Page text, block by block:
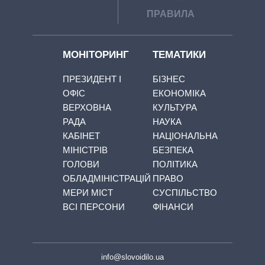
ПРАВИЛА
МОНІТОРИНГ
ПРЕЗИДЕНТ І
ОФІС
ВЕРХОВНА
РАДА
КАБІНЕТ
МІНІСТРІВ
ГОЛОВИ
ОБЛАДМІНІСТРАЦІЙ
МЕРИ МІСТ
ВСІ ПЕРСОНИ
ТЕМАТИКИ
БІЗНЕС
ЕКОНОМІКА
КУЛЬТУРА
НАУКА
НАЦІОНАЛЬНА
БЕЗПЕКА
ПОЛІТИКА
ПРАВО
СУСПІЛЬСТВО
ФІНАНСИ
info@slovoidilo.ua